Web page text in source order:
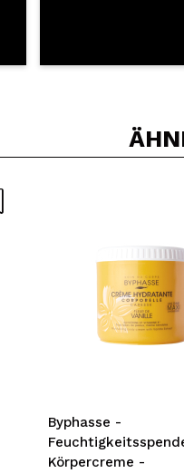
Byphasse -
Körpercreme -